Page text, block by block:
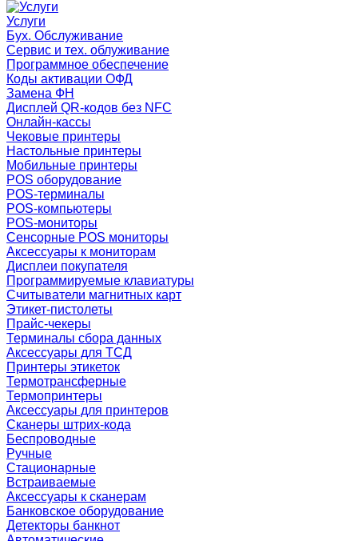
Услуги
Бух. Обслуживание
Сервис и тех. облуживание
Программное обеспечение
Коды активации ОФД
Замена ФН
Дисплей QR-кодов без NFC
Онлайн-кассы
Чековые принтеры
Настольные принтеры
Мобильные принтеры
POS оборудование
POS-терминалы
POS-компьютеры
POS-мониторы
Сенсорные POS мониторы
Аксессуары к мониторам
Дисплеи покупателя
Программируемые клавиатуры
Считыватели магнитных карт
Этикет-пистолеты
Прайс-чекеры
Терминалы сбора данных
Аксессуары для ТСД
Принтеры этикеток
Термотрансферные
Термопринтеры
Аксессуары для принтеров
Сканеры штрих-кода
Беспроводные
Ручные
Стационарные
Встраиваемые
Аксессуары к сканерам
Банковское оборудование
Детекторы банкнот